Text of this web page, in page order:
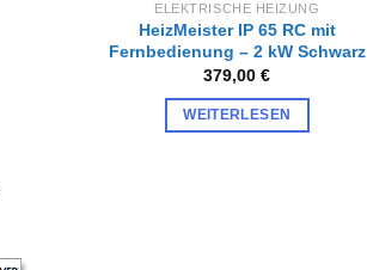
ELEKTRISCHE HEIZUNG
HeizMeister IP 65 RC mit
Fernbedienung – 2 kW Schwarz
379,00€
WEITERLESEN